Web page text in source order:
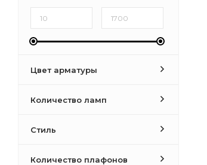
Цвет арматуры
Количество ламп
Стиль
Количество плафонов